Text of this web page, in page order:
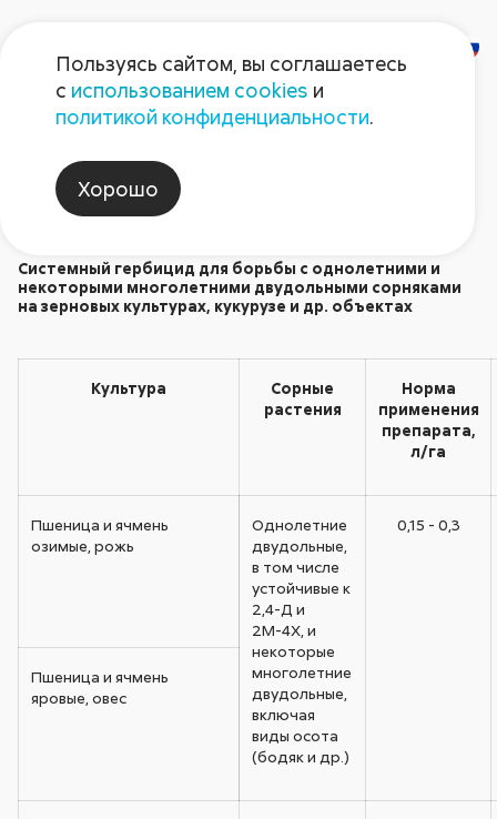
Деймос
Системный гербицид для борьбы с однолетними и
некоторыми многолетними двудольными сорняками
на зерновых культурах, кукурузе и др. объектах
Культура
Сорные
растения
Норма
применения
препарата,
л/га
Пшеница и ячмень
озимые, рожь
Однолетние
двудольные,
в том числе
устойчивые к
2,4-Д и
2М-4Х, и
некоторые
многолетние
двудольные,
включая
виды осота
(бодяк и др.)
0,15 - 0,3
Пшеница и ячмень
яровые, овес
Пользуясь сайтом, вы соглашаетесь
с использованием cookies и
политикой конфиденциальности.
Хорошо